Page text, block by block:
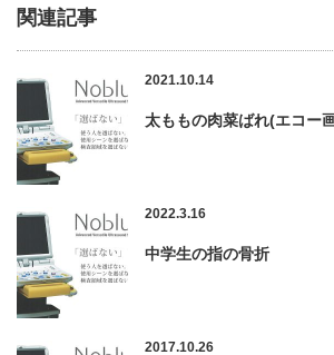
関連記事
2021.10.14
太ももの肉菜ばれ(エコー
2022.3.16
中学生の指の骨折
2017.10.26